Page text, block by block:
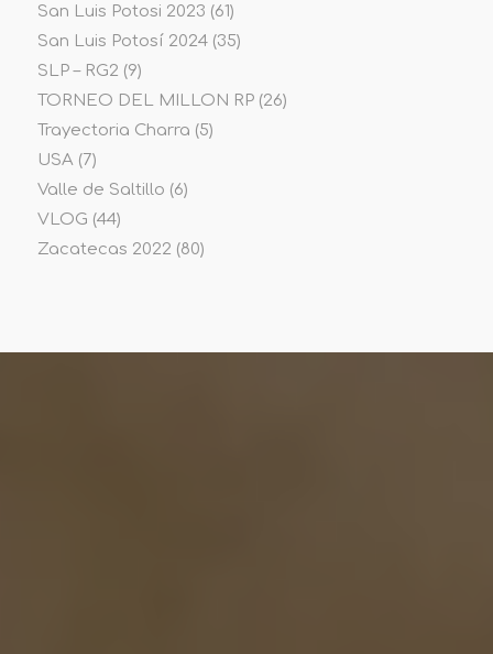
San Luis Potosi 2023 (61)
San Luis Potosí 2024(35)
SLP – RG2 (9)
TORNEO DEL MILLON RP(26)
Trayectoria Charra (5)
USA(7)
Valle de Saltillo (6)
VLOG (44)
Zacatecas 2022 (80)